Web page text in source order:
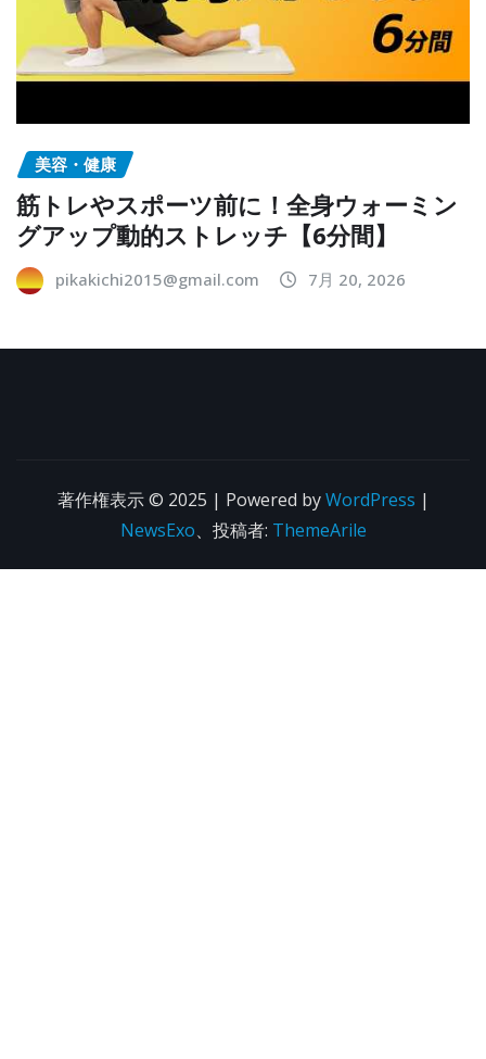
美容・健康
筋トレやスポーツ前に！全身ウォーミン
グアップ動的ストレッチ【6分間】
pikakichi2015@gmail.com 7月 20, 2026
著作権表示 © 2025 | Powered byWordPress |
NewsExo、投稿者: ThemeArile